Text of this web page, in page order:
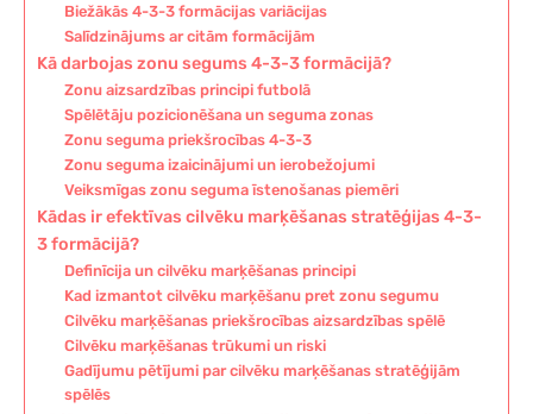
Biežākās 4-3-3 formācijas variācijas
Salīdzinājums ar citām formācijām
Kā darbojas zonu segums 4-3-3 formācijā?
Zonu aizsardzības principi futbolā
Spēlētāju pozicionēšana un seguma zonas
Zonu seguma priekšrocības 4-3-3
Zonu seguma izaicinājumi un ierobežojumi
Veiksmīgas zonu seguma īstenošanas piemēri
Kādas ir efektīvas cilvēku marķēšanas stratēģijas 4-3-
3 formācijā?
Definīcija un cilvēku marķēšanas principi
Kad izmantot cilvēku marķēšanu pret zonu segumu
Cilvēku marķēšanas priekšrocības aizsardzības spēlē
Cilvēku marķēšanas trūkumi un riski
Gadījumu pētījumi par cilvēku marķēšanas stratēģijām
spēlēs